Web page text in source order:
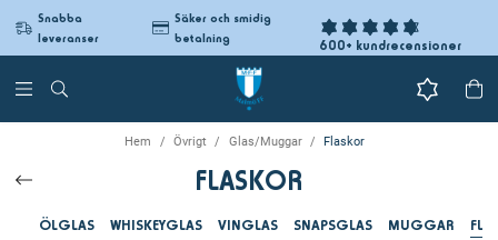
Snabba
leveranser
Säker och smidig
betalning
600+ kundrecensioner
Hem Övrigt Glas/Muggar Flaskor
FLASKOR
ÖLGLAS WHISKEYGLAS VINGLAS SNAPSGLAS MUGGAR